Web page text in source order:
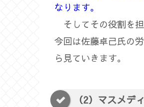
なります。
そしてその役割を
今回は佐藤卓己氏の
ら見ていきます。
（2）マスメデ